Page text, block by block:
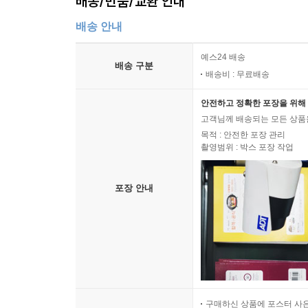
배송 안내
배송 구분
예스24 배송
배송비 : 무료배송
포장 안내
안전하고 정확한 포장을 위
고객님께 배송되는 모든 상
목적 : 안전한 포장 관리
촬영범위 : 박스 포장 작업
구매하신 상품에 포스터 사